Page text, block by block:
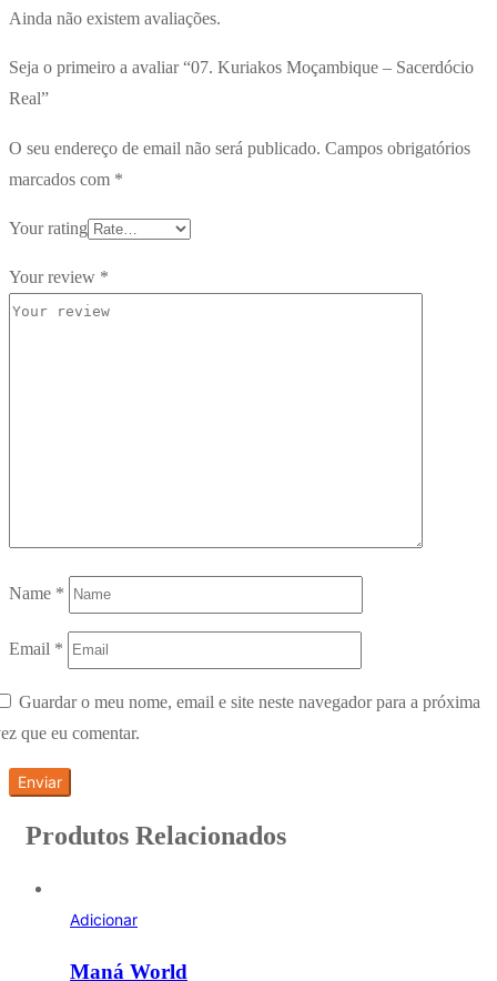
Ainda não existem avaliações.
Seja o primeiro a avaliar “07. Kuriakos Moçambique – Sacerdócio
Real”
O seu endereço de email não será publicado. Campos obrigatórios
marcados com *
Your rating
Your review *
Name *
Email *
Guardar o meu nome, email e site neste navegador para a próxima
que eu comentar.
Produtos Relacionados
Adicionar
Maná World